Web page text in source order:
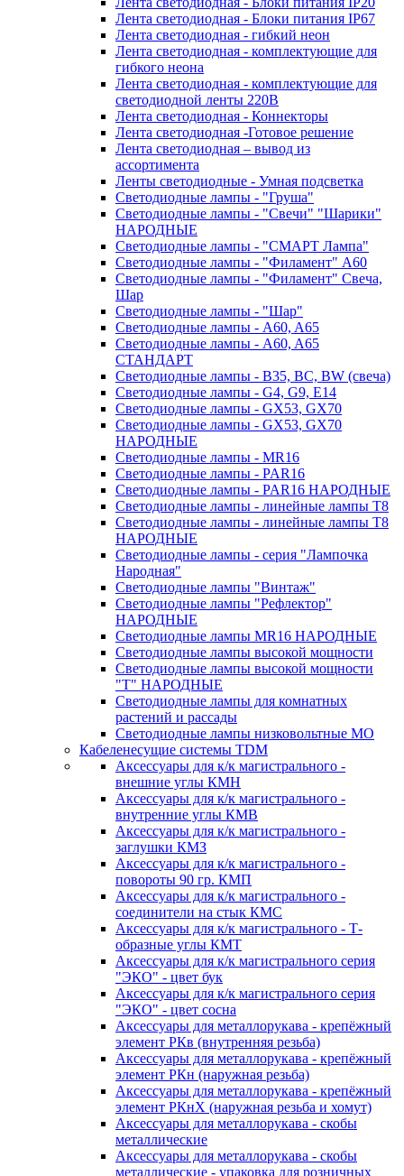
Лента светодиодная - Блоки питания IP67
Лента светодиодная - гибкий неон
Лента светодиодная - комплектующие для
гибкого неона
Лента светодиодная - комплектующие для
светодиодной ленты 220В
Лента светодиодная - Коннекторы
Лента светодиодная -Готовое решение
Лента светодиодная – вывод из
ассортимента
Ленты светодиодные - Умная подсветка
Светодиодные лампы - "Груша"
Светодиодные лампы - "Свечи" "Шарики"
НАРОДНЫЕ
Светодиодные лампы - "СМАРТ Лампа"
Светодиодные лампы - "Филамент" A60
Светодиодные лампы - "Филамент" Свеча,
Шар
Светодиодные лампы - "Шар"
Светодиодные лампы - A60, A65
Светодиодные лампы - A60, A65
СТАНДАРТ
Светодиодные лампы - B35, BC, BW (свеча)
Светодиодные лампы - G4, G9, Е14
Светодиодные лампы - GX53, GX70
Светодиодные лампы - GX53, GX70
НАРОДНЫЕ
Светодиодные лампы - MR16
Светодиодные лампы - PAR16
Светодиодные лампы - PAR16 НАРОДНЫЕ
Светодиодные лампы - линейные лампы T8
Светодиодные лампы - линейные лампы T8
НАРОДНЫЕ
Светодиодные лампы - серия "Лампочка
Народная"
Светодиодные лампы "Винтаж"
Светодиодные лампы "Рефлектор"
НАРОДНЫЕ
Светодиодные лампы MR16 НАРОДНЫЕ
Светодиодные лампы высокой мощности
Светодиодные лампы высокой мощности
"Т" НАРОДНЫЕ
Светодиодные лампы для комнатных
растений и рассады
Светодиодные лампы низковольтные МО
Кабеленесущие системы TDM
Аксессуары для к/к магистрального -
внешние углы КМН
Аксессуары для к/к магистрального -
внутренние углы КМВ
Аксессуары для к/к магистрального -
заглушки КМЗ
Аксессуары для к/к магистрального -
повороты 90 гр. КМП
Аксессуары для к/к магистрального -
соединители на стык КМС
Аксессуары для к/к магистрального - Т-
образные углы КМТ
Аксессуары для к/к магистрального серия
"ЭКО" - цвет бук
Аксессуары для к/к магистрального серия
"ЭКО" - цвет сосна
Аксессуары для металлорукава - крепёжный
элемент РКв (внутренняя резьба)
Аксессуары для металлорукава - крепёжный
элемент РКн (наружная резьба)
Аксессуары для металлорукава - крепёжный
элемент РКнХ (наружная резьба и хомут)
Аксессуары для металлорукава - скобы
металлические
Аксессуары для металлорукава - скобы
металлические - упаковка для розничных